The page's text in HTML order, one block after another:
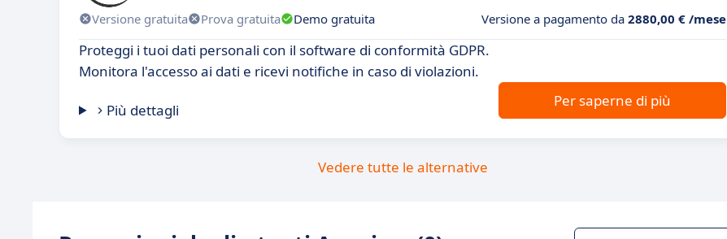
Versione gratuita Prova gratuita Demo gratuita Versione a pagamento da 2880,00 € /mese
Proteggi i tuoi dati personali con il software di conformità GDPR.
Monitora l'accesso ai dati e ricevi notifiche in caso di violazioni.
Più dettagli
Per saperne di più
Vedere tutte le alternative